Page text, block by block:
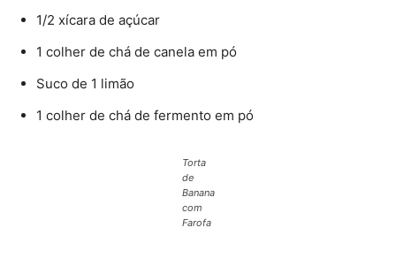
1/2 xícara de açúcar
1 colher de chá de canela em pó
Suco de 1 limão
1 colher de chá de fermento em pó
Torta
de
Banana
com
Farofa